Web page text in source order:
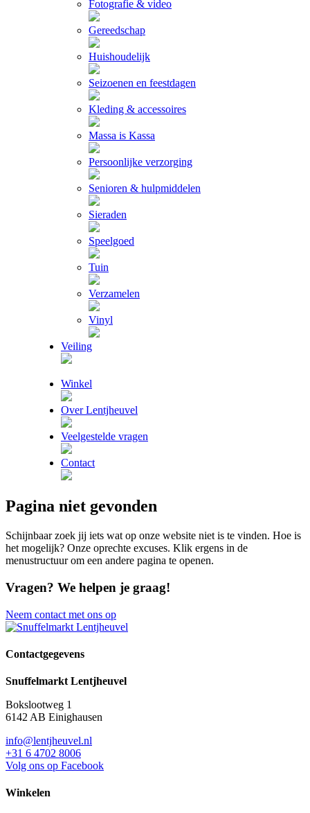
Fotografie & video
Gereedschap
Huishoudelijk
Seizoenen en feestdagen
Kleding & accessoires
Massa is Kassa
Persoonlijke verzorging
Senioren & hulpmiddelen
Sieraden
Speelgoed
Tuin
Verzamelen
Vinyl
Veiling
Winkel
Over Lentjheuvel
Veelgestelde vragen
Contact
Pagina niet gevonden
Schijnbaar zoek jij iets wat op onze website niet is te vinden. Hoe is
het mogelijk? Onze oprechte excuses. Klik ergens in de
menustructuur om een andere pagina te openen.
Vragen? We helpen je graag!
Neem contact met ons op
Contactgegevens
Snuffelmarkt Lentjheuvel
Bokslootweg 1
6142 AB Einighausen
info@lentjheuvel.nl
+31 6 4702 8006
Volg ons op Facebook
Winkelen